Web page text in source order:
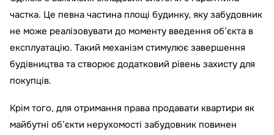
частка. Це певна частина площі будинку, яку забудовник
не може реалізовувати до моменту введення об’єкта в
експлуатацію. Такий механізм стимулює завершення
будівництва та створює додатковий рівень захисту для
покупців.
Крім того, для отримання права продавати квартири як
майбутні об’єкти нерухомості забудовник повинен